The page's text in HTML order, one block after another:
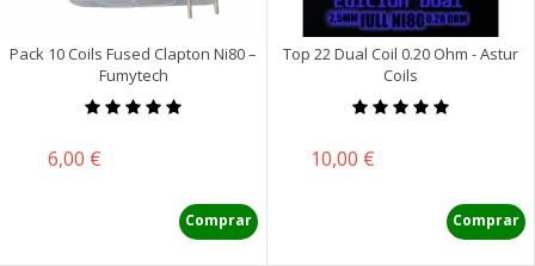
Pack 10 Coils Fused Clapton Ni80 –
Fumytech
Precio
6,00 €
Comprar
Top 22 Dual Coil 0.20 Ohm - Astur
Coils
Precio
10,00 €
Comprar